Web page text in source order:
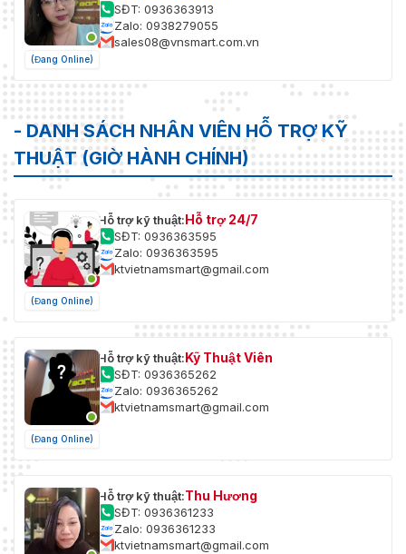
(Đang Online)
SĐT: 0936363913
Zalo: 0938279055
sales08@vnsmart.com.vn
- DANH SÁCH NHÂN VIÊN HỖ TRỢ KỸ
THUẬT (GIỜ HÀNH CHÍNH)
(Đang Online)
Hỗ trợ kỹ thuật:Hỗ trợ 24/7
SĐT: 0936363595
Zalo: 0936363595
ktvietnamsmart@gmail.com
(Đang Online)
Hỗ trợ kỹ thuật:Kỹ Thuật Viên
SĐT: 0936365262
Zalo: 0936365262
ktvietnamsmart@gmail.com
Hỗ trợ kỹ thuật:Thu Hương
SĐT: 0936361233
Zalo: 0936361233
ktvietnamsmart@gmail.com